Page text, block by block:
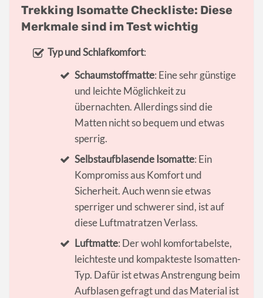
Trekking Isomatte Checkliste: Diese
Merkmale sind im Test wichtig
Typ und Schlafkomfort:
Schaumstoffmatte: Eine sehr günstige
und leichte Möglichkeit zu
übernachten. Allerdings sind die
Matten nicht so bequem und etwas
sperrig.
Selbstaufblasende Isomatte: Ein
Kompromiss aus Komfort und
Sicherheit. Auch wenn sie etwas
sperriger und schwerer sind, ist auf
diese Luftmatratzen Verlass.
Luftmatte: Der wohl komfortabelste,
leichteste und kompakteste Isomatten-
Typ. Dafür ist etwas Anstrengung beim
Aufblasen gefragt und das Material ist